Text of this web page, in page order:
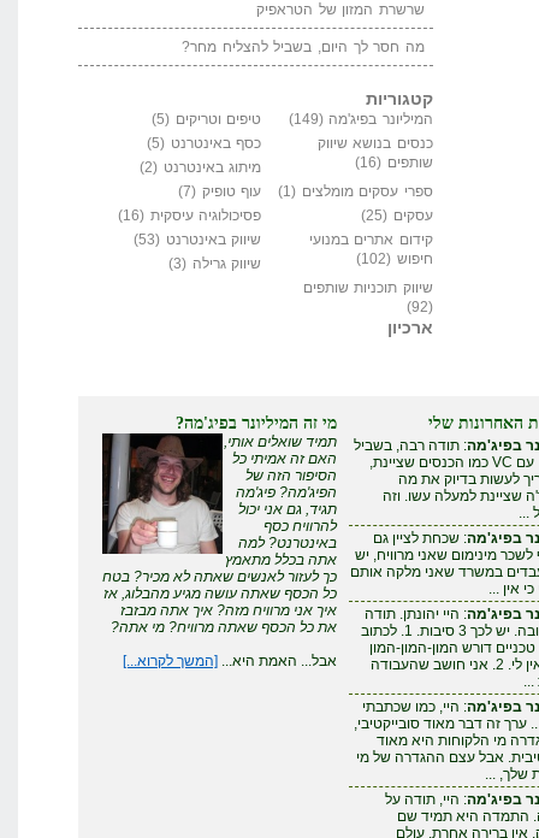
שרשרת המזון של הטראפיק
מה חסר לך היום, בשביל להצליח מחר?
קטגוריות
המיליונר בפיג'מה (149) טיפים וטריקים (5)
כנסים בנושא שיווק
שותפים (16)
כסף באינטרנט (5)
מיתוג באינטרנט (2)
ספרי עסקים מומלצים (1) עוף טופיק (7)
עסקים (25) פסיכולוגיה עיסקית (16)
קידום אתרים במנועי
חיפוש (102)
שיווק באינטרנט (53)
שיווק גרילה (3)
שיווק תוכניות שותפים
(92)
ארכיון
האחרונות שלי
בפיג'מה: תודה רבה, בשביל
להצליח עם VC כמו הכנסים שציינת,
לעשות בדיוק את מה
שציינת למעלה עשו. וזה
...
בפיג'מה: שכחת לציין גם
מינימום שאני מרוויח, יש
במשרד שאני מלקה אותם
אין ...
בפיג'מה: היי יהונתן. תודה
על התגובה. יש לכך 3 סיבות. 1. לכתוב
דורש המון-המון-המון
זמן - שאין לי. 2. אני חושב שהעבודה
...
בפיג'מה: היי, כמו שכתבתי
ערך זה דבר מאוד סובייקטיבי,
מי הלקוחות היא מאוד
אבל עצם ההגדרה של מי
שלך, ...
בפיג'מה: היי, תודה על
התמדה היא תמיד שם
ברירה אחרת. עולם
מי זה המיליונר בפיג'מה?
תמיד שואלים אותי,
האם זה אמיתי כל
הסיפור הזה של
הפיג'מה? פיג'מה
תגיד, גם אני יכול
להרוויח כסף
באינטרנט? למה
אתה בכלל מתאמץ
כך לעזור לאנשים שאתה לא מכיר? בטח
כל הכסף שאתה עושה מגיע מהבלוג, אז
איך אני מרוויח מזה? איך אתה מבזבז
את כל הכסף שאתה מרוויח? מי אתה?
אבל... האמת היא... [המשך לקרוא...]